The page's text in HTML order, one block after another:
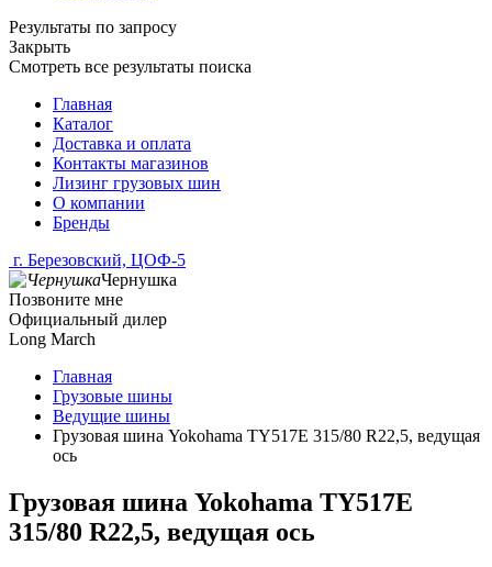
Результаты по запросу
Закрыть
Смотреть все результаты поиска
Главная
Каталог
Доставка и оплата
Контакты магазинов
Лизинг грузовых шин
О компании
Бренды
г. Березовский, ЦОФ-5
Чернушка
Позвоните мне
Официальный дилер
Long March
Главная
Грузовые шины
Ведущие шины
Грузовая шина Yokohama TY517E 315/80 R22,5, ведущая
ось
Грузовая шина Yokohama TY517E
315/80 R22,5, ведущая ось